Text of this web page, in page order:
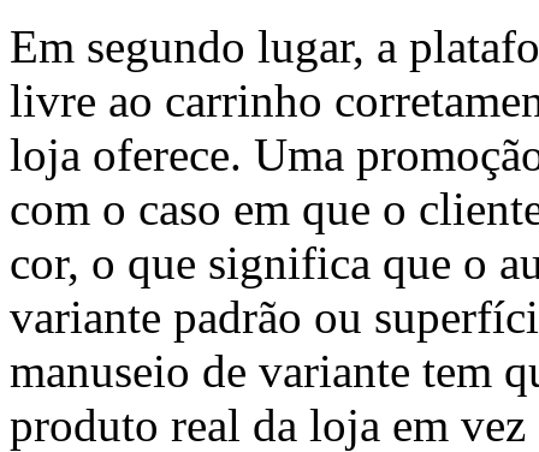
Em segundo lugar, a
livre ao carrinho
loja oferece. Uma
com o caso em que o
cor, o que significa que o
variante padrão ou
manuseio de variante tem
produto real da loja em